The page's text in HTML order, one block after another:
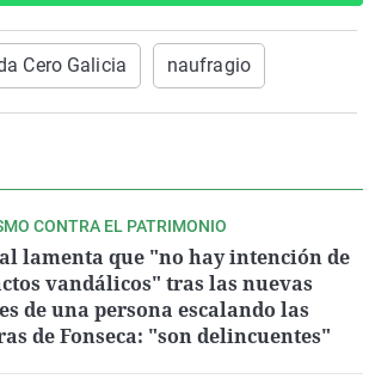
Cero Galicia naufragio
CONTRA EL PATRIMONIO
lamenta que "no hay intención de
vandálicos" tras las nuevas
de una persona escalando las
de Fonseca: "son delincuentes"